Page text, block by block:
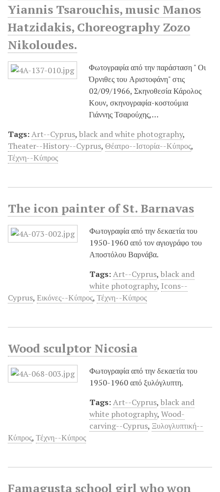
Yiannis Tsarouchis, music Manos
Hatzidakis, Choreography Zozo
Nikoloudes.
Φωτογραφία από την παράσταση " Οι
Όρνιθες του Αριστοφάνη" στις
02/09/1966, Σκηνοθεσία Κάρολος
Κουν, σκηνογραφία-κοστούμια
Γιάννης Τσαρούχης,…
Tags:Art--Cyprus, black and white photography,
Theater--History--Cyprus, Θέατρο--Ιστορία--Κύπρος,
Τέχνη--Κύπρος
The icon painter of St. Barnavas
Φωτογραφία από την δεκαετία του
1950-1960 από τον αγιογράφο του
Αποστόλου Βαρνάβα.
Tags:Art--Cyprus, black and
white photography, Icons--
Cyprus, Εικόνες--Κύπρος, Τέχνη--Κύπρος
Wood sculptor Nicosia
Φωτογραφία από την δεκαετία του
1950-1960 από ξυλόγλυπτη.
Tags:Art--Cyprus, black and
white photography, Wood-
carving--Cyprus, Ξυλογλυπτική--
Kύπρος, Τέχνη--Κύπρος
Famagusta school girl who won